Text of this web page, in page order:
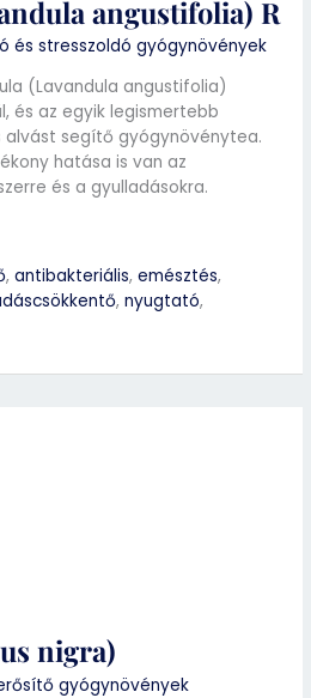
angustifolia) R
és stresszoldó gyógynövények
(Lavandula angustifolia)
és az egyik legismertebb
segítő gyógynövénytea.
hatása is van az
és a gyulladásokra.
,antibakteriális,emésztés,
,nyugtató,
nigra)
gyógynövények